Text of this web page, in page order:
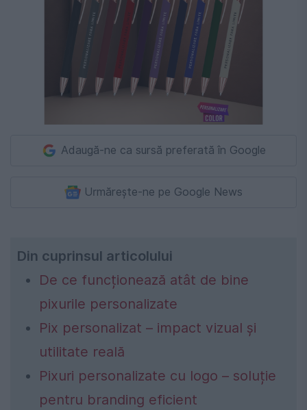
Adaugă-ne ca sursă preferată în Google
Urmărește-ne pe Google News
Din cuprinsul articolului
De ce funcționează atât de bine
pixurile personalizate
Pix personalizat – impact vizual și
utilitate reală
Pixuri personalizate cu logo – soluție
pentru branding eficient